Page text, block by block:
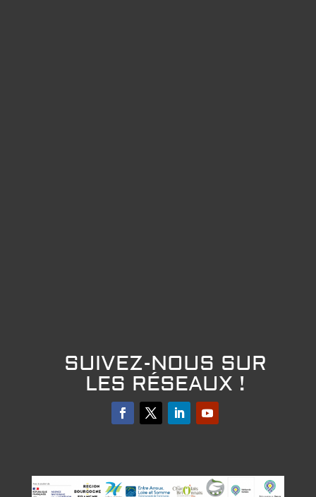
SUIVEZ-NOUS SUR
LES RÉSEAUX !